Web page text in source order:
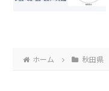
ホーム 秋田県